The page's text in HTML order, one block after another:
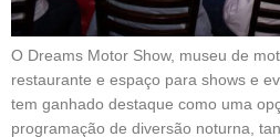
O Dreams Motor Show, museu de
restaurante e espaço para shows e
tem ganhado destaque como uma
programação de diversão noturna,